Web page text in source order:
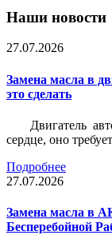
Наши новости
27.07.2026
Замена масла в
это сделать
Двигатель
сердце, оно
Подробнее
27.07.2026
Замена масла в
Бесперебойной